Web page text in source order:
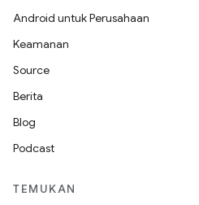
Android untuk Perusahaan
Keamanan
Source
Berita
Blog
Podcast
TEMUKAN